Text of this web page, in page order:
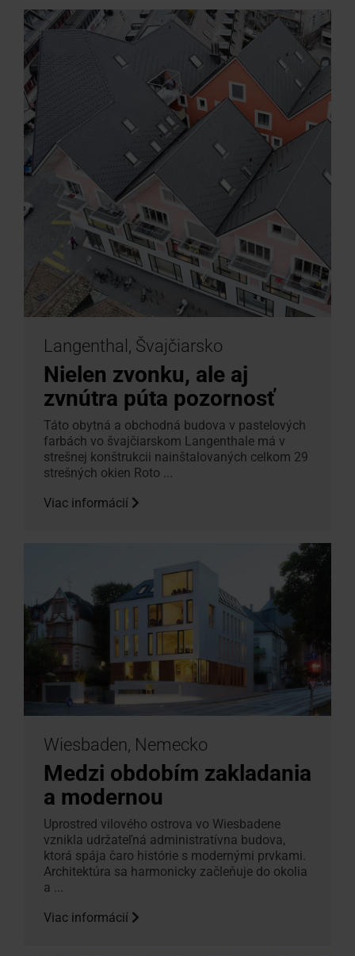
Langenthal, Švajčiarsko
Nielen zvonku, ale aj
zvnútra púta pozornosť
Táto obytná a obchodná budova v pastelových
farbách vo švajčiarskom Langenthale má v
strešnej konštrukcii nainštalovaných celkom 29
strešných okien Roto ...
Viac informácií
Wiesbaden, Nemecko
Medzi obdobím zakladania
a modernou
Uprostred vilového ostrova vo Wiesbadene
vznikla udržateľná administratívna budova,
ktorá spája čaro histórie s modernými prvkami.
Architektúra sa harmonicky začleňuje do okolia
a ...
Viac informácií